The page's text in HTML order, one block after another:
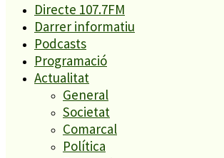
Directe 107.7FM
Darrer informatiu
Podcasts
Programació
Actualitat
General
Societat
Comarcal
Política
REGIDORS DE